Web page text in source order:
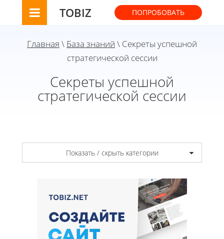
TOBIZ ПОПРОБОВАТЬ
Главная \ База знаний \ Секреты успешной
стратегической сессии
Секреты успешной
стратегической сессии
Показать / скрыть категории